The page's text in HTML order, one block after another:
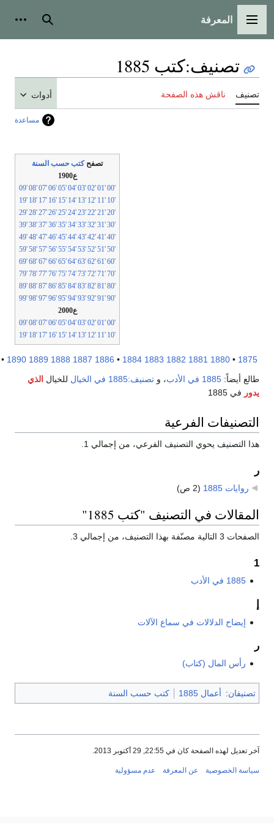
الرئيسية
المعرفة بحث أدوات
تصنيف:كتب 1885
ناقش هذه الصفحة
مساعدة
كتب حسب السنة
'03
'04
'05
'06
'07
'08
'09
'13
'14
'15
'16
'17
'18
'19
'23
'24
'25
'26
'27
'28
'29
'33
'34
'35
'36
'37
'38
'39
'43
'44
'45
'46
'47
'48
'49
'53
'54
'55
'56
'57
'58
'59
'63
'64
'65
'66
'67
'68
'69
'73
'74
'75
'76
'77
'78
'79
'83
'84
'85
'86
'87
'88
'89
'93
'94
'95
'96
'97
'98
'99
'03
'04
'05
'06
'07
'08
'09
'13
'14
'15
'16
'17
'18
'19
•
1880
1881
1882
1883
1884
•
1886
1887
1888
1889
1890
•
1895
أيضاً: 1885 في الأدب ، وتصنيف:1885 في الخيال للخيالالذي
في 1885
الفرعية
التصنيف يحوي التصنيف الفرعي، من إجمالي 1.
روايات 1885 (2 ص)
في التصنيف "كتب 1885"
مصنّفة بهذا التصنيف، من إجمالي 3.
1885 في الأدب
إيضاح الدلالات في سماع الآلات
رأس المال (كتاب)
: أعمال 1885 كتب حسب السنة
لهذه الصفحة كان في 22:55, 29 أكتوبر 2013.
الخصوصية عن المعرفة عدم مسؤولية